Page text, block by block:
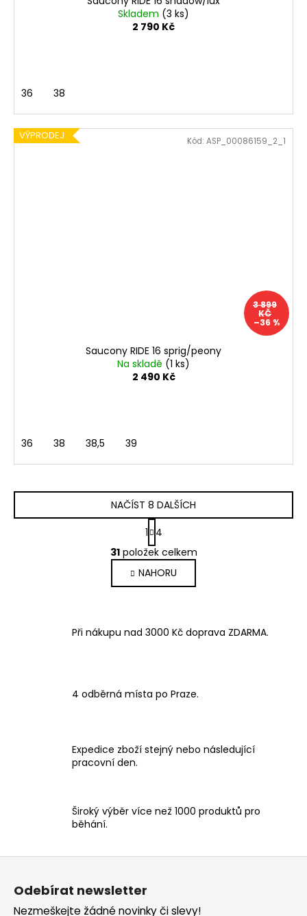
Skladem (3 ks)
2 790 Kč
36 38
VÝPRODEJ
3 899
KČ
–36 %
Saucony RIDE 16 sprig/peony
Na skladě (1 ks)
2 490 Kč
36 38 38,5 39
Kód: ASP_00086159_2_1
O
v
l
á
c
v
v
ý
u
NAČÍST 8 DALŠÍCH
S
t
r
á
n
k
á
1
4
31položek celkem
NAHORU
Při nákupu nad 3000 Kč doprava ZDARMA.
4 odběrná místa po Praze.
Expedice zboží stejný nebo následující
pracovní den.
Široký výběr více než 1000 produktů pro
běhání.
Odebírat newsletter
Nezmeškejte žádné novinky či slevy!